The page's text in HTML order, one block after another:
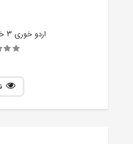
اردو خوری 3 خانه مدل لوتوس